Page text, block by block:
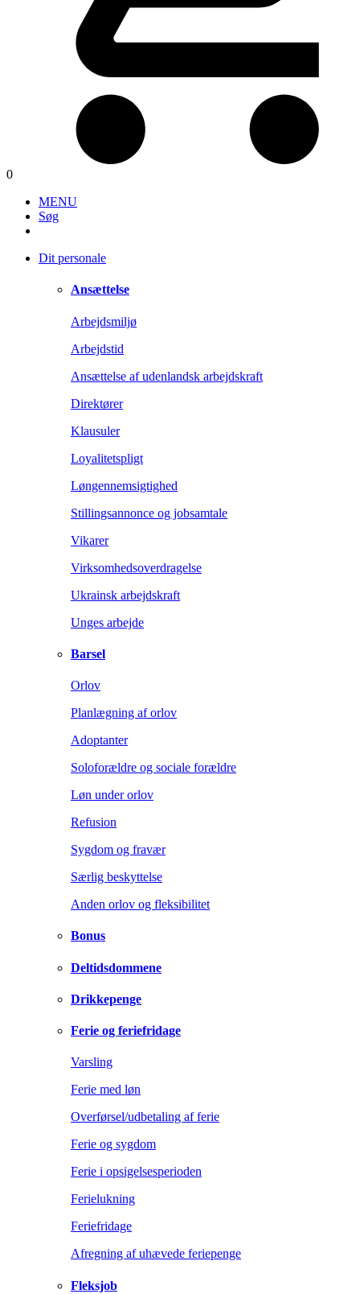
0
MENU
Søg
Dit personale
Ansættelse
Arbejdsmiljø
Arbejdstid
Ansættelse af udenlandsk arbejdskraft
Direktører
Klausuler
Loyalitetspligt
Løngennemsigtighed
Stillingsannonce og jobsamtale
Vikarer
Virksomhedsoverdragelse
Ukrainsk arbejdskraft
Unges arbejde
Barsel
Orlov
Planlægning af orlov
Adoptanter
Soloforældre og sociale forældre
Løn under orlov
Refusion
Sygdom og fravær
Særlig beskyttelse
Anden orlov og fleksibilitet
Bonus
Deltidsdommene
Drikkepenge
Ferie og feriefridage
Varsling
Ferie med løn
Overførsel/udbetaling af ferie
Ferie og sygdom
Ferie i opsigelsesperioden
Ferielukning
Feriefridage
Afregning af uhævede feriepenge
Fleksjob